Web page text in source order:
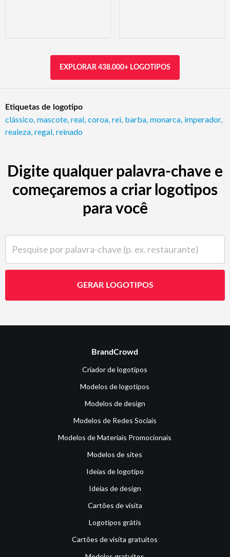
EXPLORAR 438.000+ LOGOTIPOS
Etiquetas de logotipo
clássico mascote real coroa rei barba monarca imperador,
realeza regal reinado
Digite qualquer palavra-chave e
começaremos a criar logotipos
para você
GERAR LOGOTIPOS
BrandCrowd
Criador de logotipos
Modelos de logotipos
Modelos de design
Modelos de Redes Sociais
Modelos de Materiais Promocionais
Modelos de sites
Ideias de logotipo
Ideias de design
Cartões de visita
Logotipos grátis
Cartões de visita gratuitos